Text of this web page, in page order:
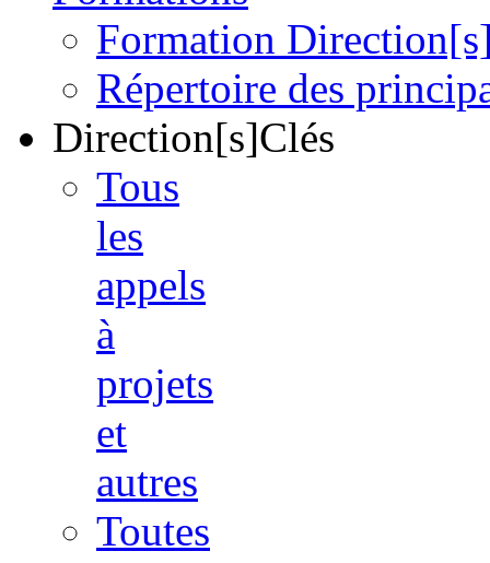
Formation
Répertoire des
Direction[s]Clés
Tous
les
appels
à
projets
et
autres
Toutes